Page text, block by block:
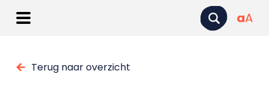
aA
Terug naar overzicht